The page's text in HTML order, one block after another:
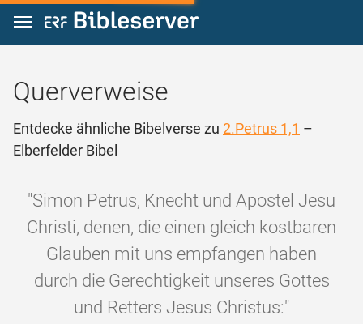
Zum Inhalt springen
Querverweise
Entdecke ähnliche Bibelverse zu 2.Petrus 1,1 –
Elberfelder Bibel
"Simon Petrus, Knecht und Apostel Jesu
Christi, denen, die einen gleich kostbaren
Glauben mit uns empfangen haben
durch die Gerechtigkeit unseres Gottes
und Retters Jesus Christus:"